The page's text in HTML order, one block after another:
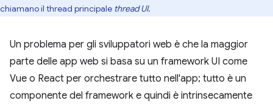
chiamano il thread principale thread UI.
Un problema per gli sviluppatori web è che la maggior
parte delle app web si basa su un framework UI come
Vue o React per orchestrare tutto nell'app; tutto è un
componente del framework e quindi è intrinsecamente